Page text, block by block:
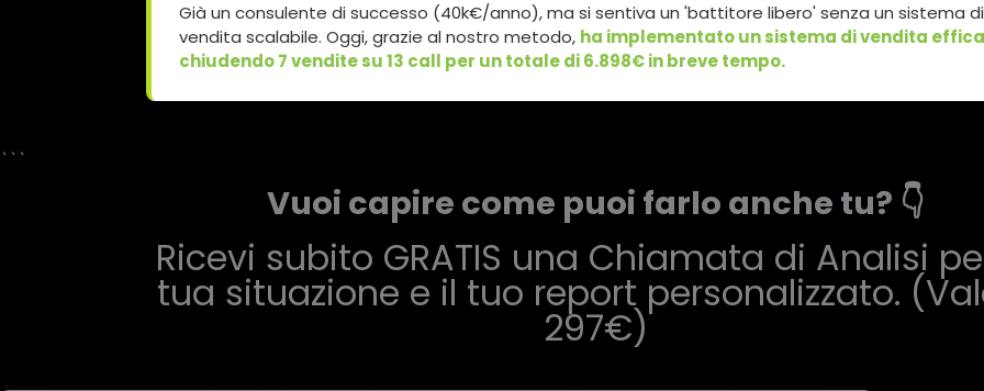
Già un consulente di successo (40k€/anno), ma si sentiva un 'battitore libero' senza un sistema di
vendita scalabile. Oggi, grazie al nostro metodo, ha implementato un sistema di vendita
chiudendo 7 vendite su 13 call per un totale di 6.898€ in breve tempo.
```
Vuoi capire come puoi farlo anche tu? 👇
Ricevi subito GRATIS una Chiamata di Analisi
tua situazione e il tuo report personalizzato.
297€)